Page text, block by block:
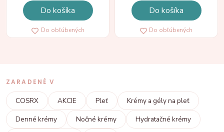
Do košíka
Do obľúbených
Do košíka
Do obľúbených
ZARADENÉ V
COSRX AKCIE Pleť
Krémy a gély na pleť
Denné krémy
Nočné krémy
Hydratačné krémy